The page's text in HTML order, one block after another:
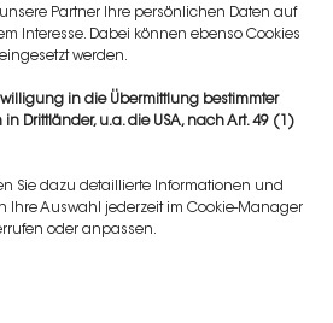
Partner Ihre persönlichen Daten auf
Interesse. Dabei können ebenso Cookies
werden.
in die Übermittlung bestimmter
Drittländer, u.a. die USA, nach Art. 49 (1)
Sie dazu detaillierte Informationen und
Ihre Auswahl jederzeit im Cookie-Manager
oder anpassen.
und später Streamen: Auch
nicht teilnehmen
zum Anschauen des